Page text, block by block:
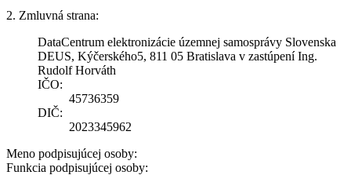
2. Zmluvná strana:
DataCentrum elektronizácie územnej samosprávy Slovenska
DEUS, Kýčerského5, 811 05 Bratislava v zastúpení Ing.
Rudolf Horváth
IČO:
45736359
DIČ:
2023345962
Meno podpisujúcej osoby:
Funkcia podpisujúcej osoby: